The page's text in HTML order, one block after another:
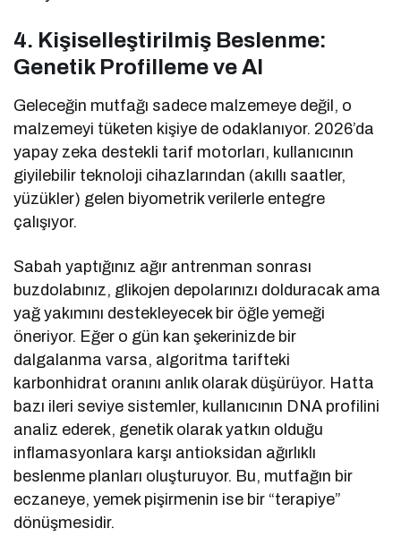
4. Kişiselleştirilmiş Beslenme:
Genetik Profilleme ve AI
Geleceğin mutfağı sadece malzemeye değil, o
malzemeyi tüketen kişiye de odaklanıyor. 2026’da
yapay zeka destekli tarif motorları, kullanıcının
giyilebilir teknoloji cihazlarından (akıllı saatler,
yüzükler) gelen biyometrik verilerle entegre
çalışıyor.
Sabah yaptığınız ağır antrenman sonrası
buzdolabınız, glikojen depolarınızı dolduracak ama
yağ yakımını destekleyecek bir öğle yemeği
öneriyor. Eğer o gün kan şekerinizde bir
dalgalanma varsa, algoritma tarifteki
karbonhidrat oranını anlık olarak düşürüyor. Hatta
bazı ileri seviye sistemler, kullanıcının DNA profilini
analiz ederek, genetik olarak yatkın olduğu
inflamasyonlara karşı antioksidan ağırlıklı
beslenme planları oluşturuyor. Bu, mutfağın bir
eczaneye, yemek pişirmenin ise bir “terapiye”
dönüşmesidir.